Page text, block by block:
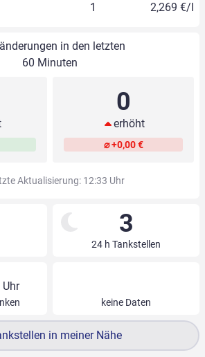
1 2,269 €/l
in den letzten
60 Minuten
0
erhöht
⌀ +0,00 €
Aktualisierung: 12:33 Uhr
3
24 h Tankstellen
Uhr
keine Daten
in meiner Nähe